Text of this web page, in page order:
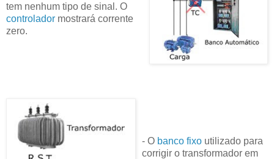
tem nenhum tipo de sinal. O
controlador mostrará corrente
zero.
- O banco fixo utilizado para
corrigir o transformador em